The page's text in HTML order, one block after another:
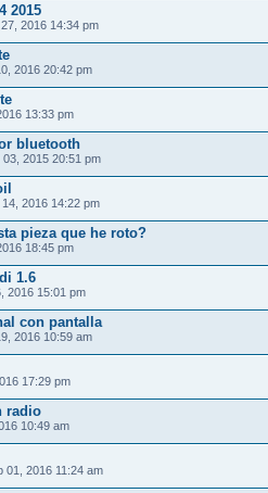
2015
2016 14:34 pm
2016 20:42 pm
13:33 pm
bluetooth
2015 20:51 pm
2016 14:22 pm
pieza que he roto?
18:45 pm
1.6
2016 15:01 pm
con pantalla
2016 10:59 am
17:29 pm
radio
10:49 am
01, 2016 11:24 am